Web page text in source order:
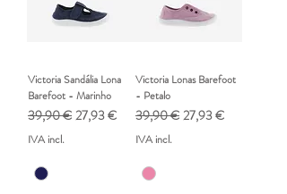
Victoria Sandália Lona
Barefoot - Marinho
Preço normal
39,90 € Preço promocional
27,93 €
IVA incl.
Victoria Lonas Barefoot
- Petalo
Preço normal
39,90 € Preço promocional
27,93 €
IVA incl.